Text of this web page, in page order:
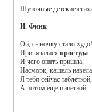
Шуточные детские
И. Финк
Ой, сыночку стало худо!
Привязаласяпростуда.
И чего опять пришла,
Насморк, кашель
Я тебя сейчас таблеткой,
А потом еще пипеткой.